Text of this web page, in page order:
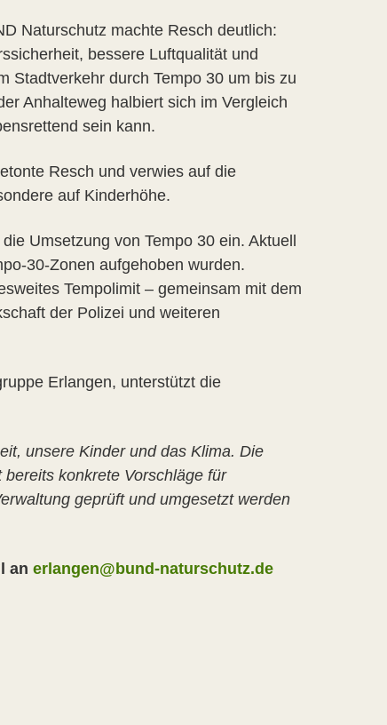
Naturschutz machte Resch deutlich:
bessere Luftqualität und
Stadtverkehr durch Tempo 30 um bis zu
Anhalteweg halbiert sich im Vergleich
sein kann.
Resch und verwies auf die
auf Kinderhöhe.
Umsetzung von Tempo 30 ein. Aktuell
30-Zonen aufgehoben wurden.
Tempolimit – gemeinsam mit dem
der Polizei und weiteren
Erlangen, unterstützt die
unsere Kinder und das Klima. Die
konkrete Vorschläge für
geprüft und umgesetzt werden
an erlangen@bund-naturschutz.de